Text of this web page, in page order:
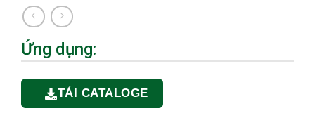
Ứng dụng:
TẢI CATALOGE